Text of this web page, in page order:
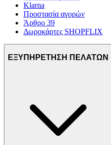
Klarna
Προστασία αγορών
Άρθρο 39
Δωροκάρτες SHOPFLIX
ΕΞΥΠΗΡΕΤΗΣΗ ΠΕΛΑΤΩΝ